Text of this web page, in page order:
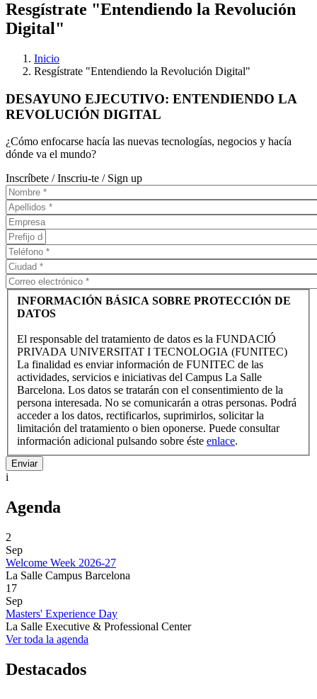
Resgístrate "Entendiendo la Revolución
Digital"
Inicio
Resgístrate "Entendiendo la Revolución Digital"
DESAYUNO EJECUTIVO: ENTENDIENDO LA
REVOLUCIÓN DIGITAL
¿Cómo enfocarse hacía las nuevas tecnologías, negocios y hacía
dónde va el mundo?
Inscríbete / Inscriu-te / Sign up
INFORMACIÓN BÁSICA SOBRE PROTECCIÓN DE
DATOS
El responsable del tratamiento de datos es la FUNDACIÓ
PRIVADA UNIVERSITAT I TECNOLOGIA (FUNITEC)
La finalidad es enviar información de FUNITEC de las
actividades, servicios e iniciativas del Campus La Salle
Barcelona. Los datos se tratarán con el consentimiento de la
persona interesada. No se comunicarán a otras personas. Podrá
acceder a los datos, rectificarlos, suprimirlos, solicitar la
limitación del tratamiento o bien oponerse. Puede consultar
información adicional pulsando sobre éste enlace.
i
Agenda
2
Sep
Welcome Week 2026-27
La Salle Campus Barcelona
17
Sep
Masters' Experience Day
La Salle Executive & Professional Center
Ver toda la agenda
Destacados